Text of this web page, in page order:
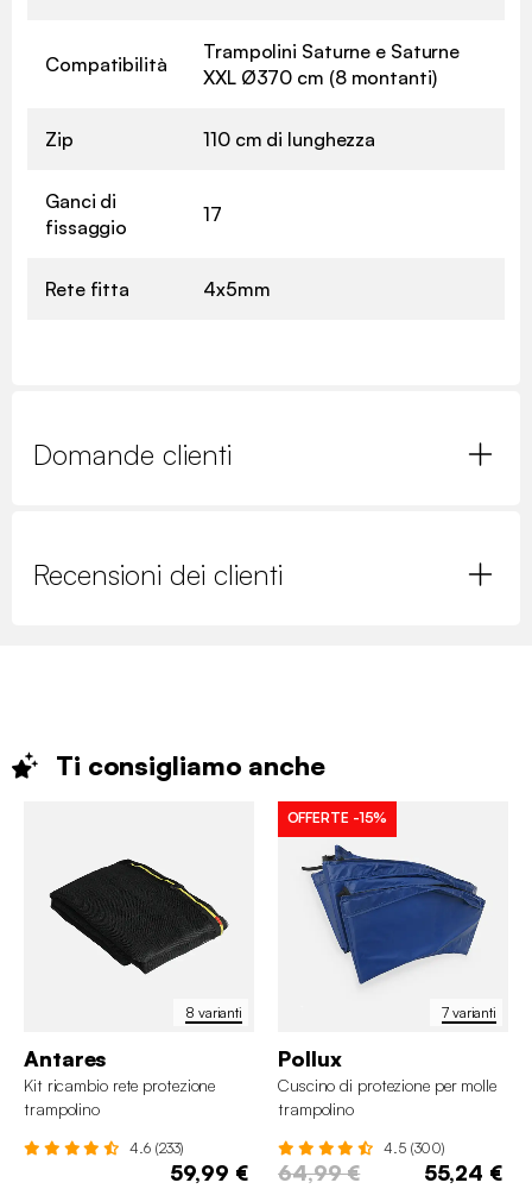
Compatibilità
Trampolini Saturne e Saturne
XXL Ø370 cm (8 montanti)
Zip 110 cm di lunghezza
Ganci di
fissaggio
17
Rete fitta 4x5mm
Domande clienti
Recensioni dei clienti
Ti consigliamo anche
8 varianti
Antares
Kit ricambio rete protezione
trampolino
4.6 (233)
59,99 €
7 varianti
OFFERTE -15%
Pollux
Cuscino di protezione per molle
trampolino
4.5 (300)
64,99 € 55,24 €